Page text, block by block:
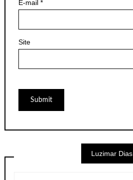
E-mail *
Site
Luzimar Dias